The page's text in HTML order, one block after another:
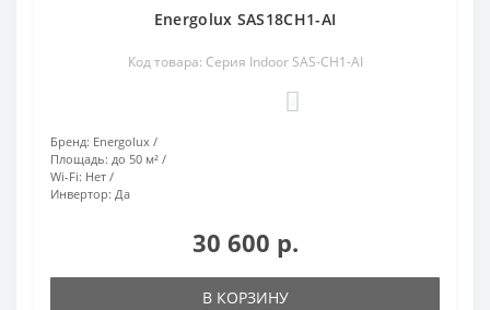
Energolux SAS18CH1-AI
Код товара: Серия Indoor SAS-CH1-AI
Бренд: Energolux
Площадь: до 50 м²
Wi-Fi: Нет
Инвертор: Да
30 600 р.
В КОРЗИНУ